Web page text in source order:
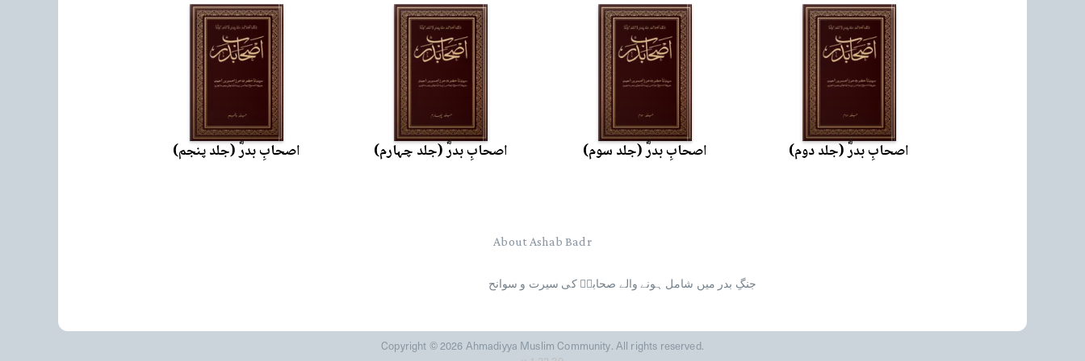
اصحابِ بدرؓ (جلد دوم) اصحابِ بدرؓ (جلد سوم) اصحابِ بدرؓ (جلد چہارم) اصحابِ بدرؓ (جلد پنجم)
About Ashab Badr
جنگِ بدر میں شامل ہونے والے صحابہؓ کی سیرت و سوانح
Copyright © 2026 Ahmadiyya Muslim Community. All rights reserved.